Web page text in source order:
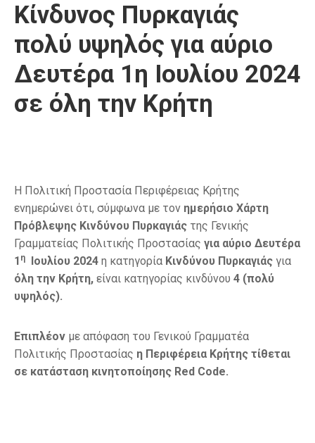
Κίνδυνος Πυρκαγιάς
πολύ υψηλός για αύριο
Δευτέρα 1η Ιουλίου 2024
σε όλη την Κρήτη
Η Πολιτική Προστασία Περιφέρειας Κρήτης
ενημερώνει ότι, σύμφωνα με τον ημερήσιο Χάρτη
Πρόβλεψης Κινδύνου Πυρκαγιάς της Γενικής
Γραμματείας Πολιτικής Προστασίας για αύριο Δευτέρα
1 η Ιουλίου 2024 η κατηγορία Κινδύνου Πυρκαγιάς για
όλη την Κρήτη, είναι κατηγορίας κινδύνου 4 (πολύ
υψηλός).
Επιπλέον με απόφαση του Γενικού Γραμματέα
Πολιτικής Προστασίας η Περιφέρεια Κρήτης τίθεται
σε κατάσταση κινητοποίησης Red Code.